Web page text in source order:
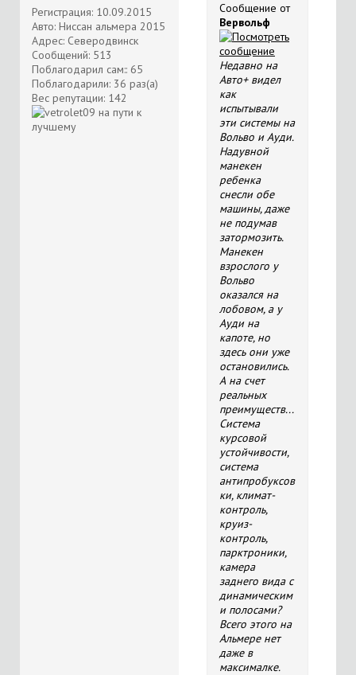
Регистрация: 10.09.2015
Авто: Ниссан альмера 2015
Адрес: Северодвинск
Сообщений: 513
Поблагодарил сам:: 65
Поблагодарили: 36 раз(а)
Вес репутации: 142
Сообщение от
Вервольф
Недавно на
Авто+ видел
как
испытывали
эти системы на
Вольво и Ауди.
Надувной
манекен
ребенка
снесли обе
машины, даже
не подумав
затормозить.
Манекен
взрослого у
Вольво
оказался на
лобовом, а у
Ауди на
капоте, но
здесь они уже
остановились.
А на счет
реальных
преимуществ...
Система
курсовой
устойчивости,
система
антипробуксов
ки, климат-
контроль,
круиз-
контроль,
парктроники,
камера
заднего вида с
динамическим
и полосами?
Всего этого на
Альмере нет
даже в
максималке.